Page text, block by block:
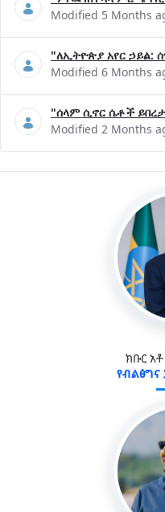
Modified 5 Months
"ለኢትዮጵያ አየር ኃይል:
Modified 6 Months
"ሰላም ሲኖር ሴቶች
Modified 2 Months
ክቡር
የብልፅግና